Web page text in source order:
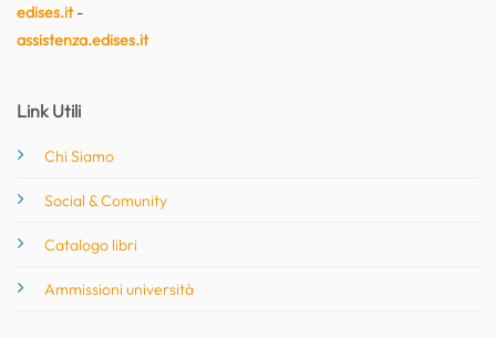
edises.it-
assistenza.edises.it
Link Utili
Chi Siamo
Social & Comunity
Catalogo libri
Ammissioni università